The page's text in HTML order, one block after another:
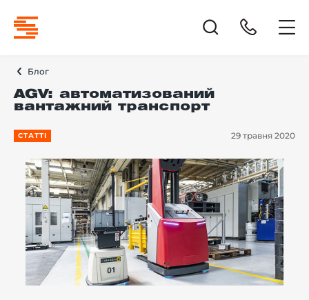
Блог
AGV: автоматизований
вантажний транспорт
СТАТТІ 29 травня 2020